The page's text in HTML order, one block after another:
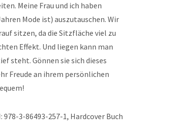
Meine Frau und ich haben
Mode ist) auszutauschen. Wir
sitzen, da die Sitzfläche viel zu
Effekt. Und liegen kann man
steht. Gönnen sie sich dieses
Freude an ihrem persönlichen
3-86493-257-1, Hardcover Buch